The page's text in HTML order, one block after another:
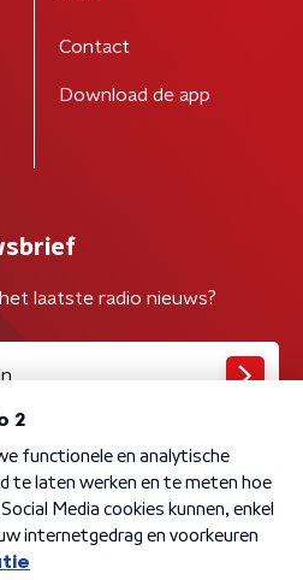
Contact
Download de app
laatste radio nieuws?